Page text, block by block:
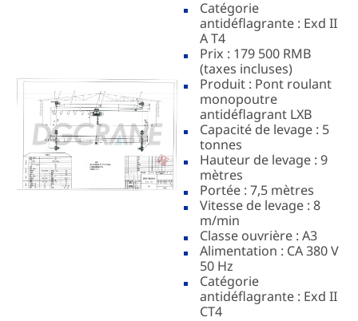
Catégorie
antidéflagrante : Exd II
A T4
Prix : 179 500 RMB
(taxes incluses)
Produit : Pont roulant
monopoutre
antidéflagrant LXB
Capacité de levage : 5
tonnes
Hauteur de levage : 9
mètres
Portée : 7,5 mètres
Vitesse de levage : 8
m/min
Classe ouvrière : A3
Alimentation : CA 380 V
50 Hz
Catégorie
antidéflagrante : Exd II
CT4